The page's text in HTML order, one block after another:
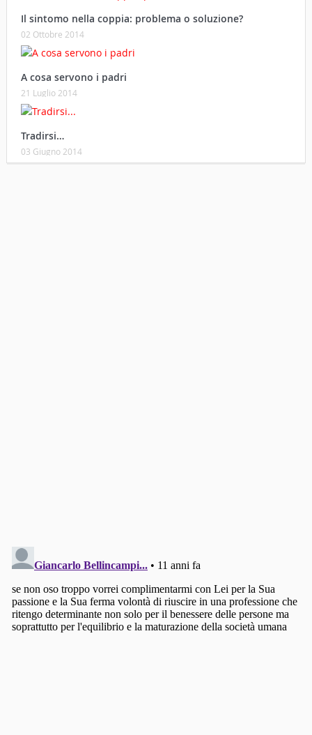
Il sintomo nella coppia: problema o soluzione?
02 Ottobre 2014
A cosa servono i padri
21 Luglio 2014
Tradirsi…
03 Giugno 2014